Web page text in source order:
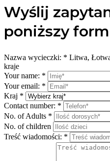
Wyślij
poniższy
Nazwa wycieczki: * Litwa,
kraje
Your name: *
Your email: *
Kraj *
Contact number: *
No. of Adults *
No. of children
Treść wiadomości: *